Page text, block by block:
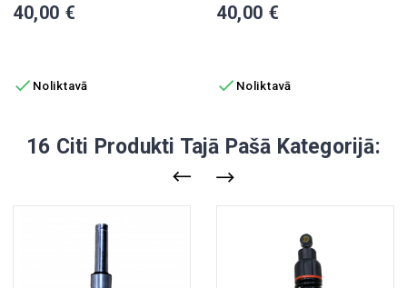
Cena
40,00 €
 Noliktavā
Cena
40,00 €
 Noliktavā
16 Citi Produkti Tajā Pašā Kategorijā: